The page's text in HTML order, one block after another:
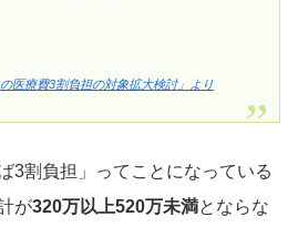
医療費3割負担の対象拡大検討」より
3割負担」ってことになっている
が320万以上520万未満とならな